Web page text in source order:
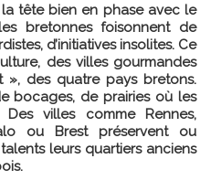
la tête bien en phase avec le
bretonnes foisonnent de
d’initiatives insolites. Ce
des villes gourmandes
», des quatre pays bretons.
bocages, de prairies où les
villes comme Rennes,
ou Brest préservent ou
leurs quartiers anciens